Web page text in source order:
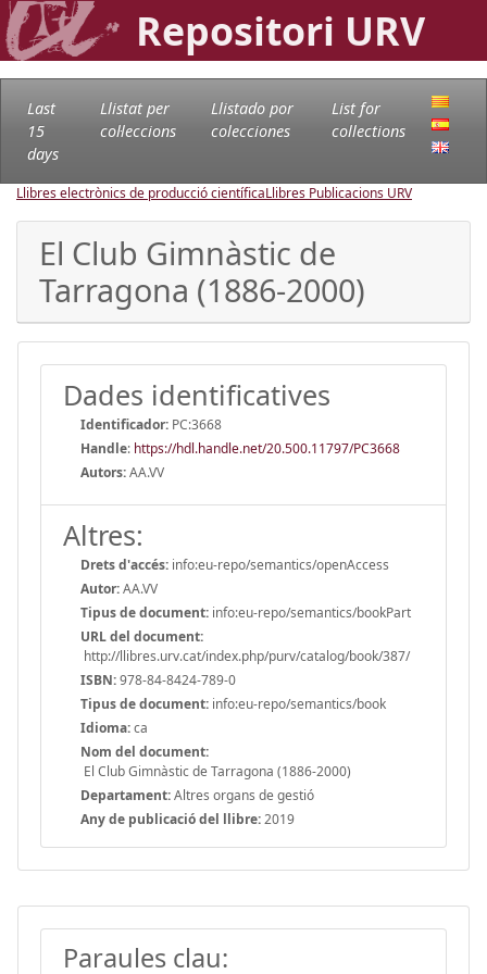
Repositori URV
Last
15
days
Llistat per
col·leccions
Llistado por
colecciones
List for
collections
Llibres electrònics de producció científicaLlibres Publicacions URV
El Club Gimnàstic de
Tarragona (1886-2000)
Dades identificatives
Identificador: PC:3668
Handle: https://hdl.handle.net/20.500.11797/PC3668
Autors:AA.VV
Altres:
Drets d'accés: info:eu-repo/semantics/openAccess
Autor:AA.VV
Tipus de document: info:eu-repo/semantics/bookPart
URL del document:
http://llibres.urv.cat/index.php/purv/catalog/book/387/
ISBN:978-84-8424-789-0
Tipus de document: info:eu-repo/semantics/book
Idioma:ca
Nom del document:
El Club Gimnàstic de Tarragona (1886-2000)
Departament:Altres organs de gestió
Any de publicació del llibre:2019
Paraules clau: